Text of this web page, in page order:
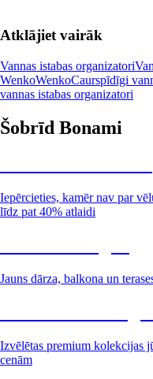
Atklājiet vairāk
Vannas istabas organizatori
WenkoWenkoCaurspīdīgi
vannas istabas organizatori
Šobrīd Bonami
Iepērcieties, kamēr nav par
līdz pat 40% atlaidi
Jauns dārza, balkona un
Izvēlētas premium kolekcijas
cenām